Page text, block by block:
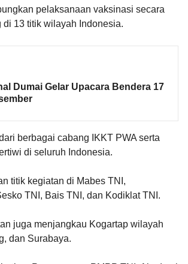
pelaksanaan vaksinasi secara
di 13 titik wilayah Indonesia.
Dumai Gelar Upacara Bendera 17
berbagai cabang IKKT PWA serta
di seluruh Indonesia.
titik kegiatan di Mabes TNI,
TNI, Bais TNI, dan Kodiklat TNI.
juga menjangkau Kogartap wilayah
dan Surabaya.